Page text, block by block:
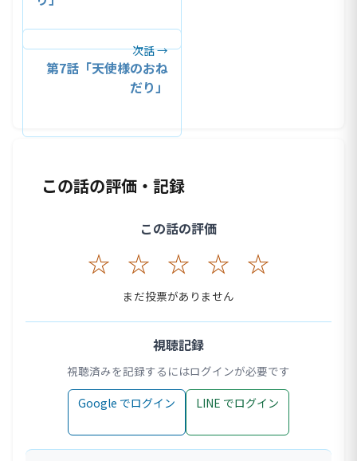
次話 →
第7話「天使様のおね
だり」
この話の評価・記録
この話の評価
☆ ☆ ☆ ☆ ☆
まだ投票がありません
視聴記録
視聴済みを記録するにはログインが必要です
Google でログイン
LINE でログイン